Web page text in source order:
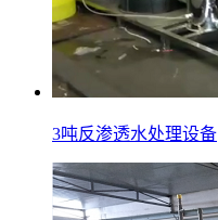
3吨反渗透水处理设备